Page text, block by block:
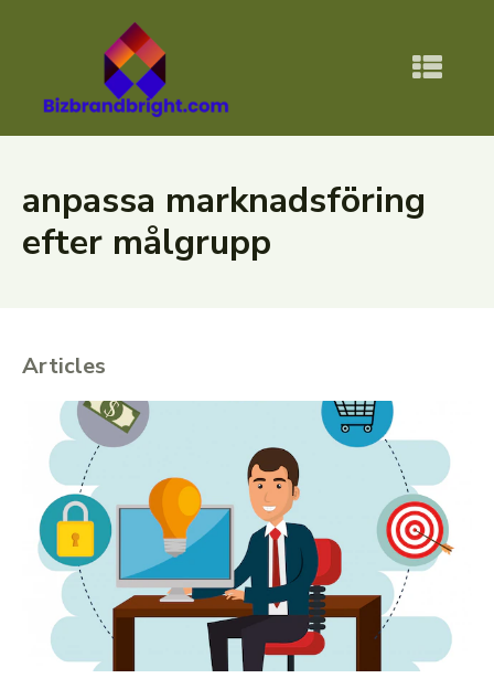
anpassa marknadsföring
efter målgrupp
Articles